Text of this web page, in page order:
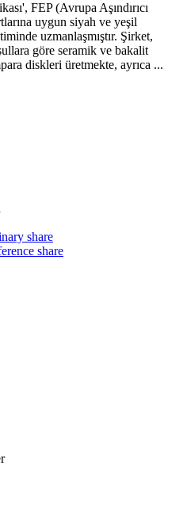
FEP (Avrupa Aşındırıcı
uygun siyah ve yeşil
uzmanlaşmıştır. Şirket,
göre seramik ve bakalit
diskleri üretmekte, ayrıca ...
share
share